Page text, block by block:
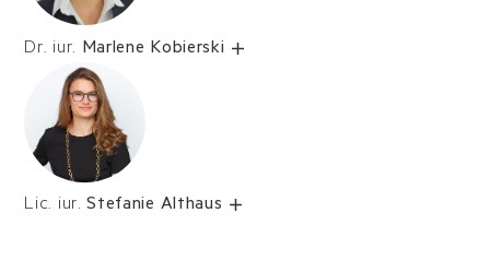
Dr. iur. Marlene Kobierski
Lic. iur. Stefanie Althaus